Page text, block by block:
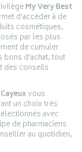
My Very Best
d’accéder à de
cosmétiques,
par les plus
de cumuler
d’achat, tout
des conseils
vous
un choix très
avec
de pharmaciens
au quotidien,